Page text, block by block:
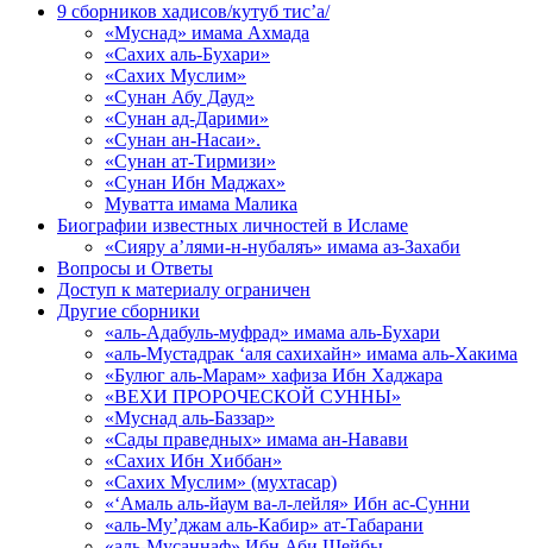
9 сборников хадисов/кутуб тис’а/
«Муснад» имама Ахмада
«Сахих аль-Бухари»
«Сахих Муслим»
«Сунан Абу Дауд»
«Сунан ад-Дарими»
«Сунан ан-Насаи».
«Сунан ат-Тирмизи»
«Сунан Ибн Маджах»
Муватта имама Малика
Биографии известных личностей в Исламе
«Сияру а’лями-н-нубаляъ» имама аз-Захаби
Вопросы и Ответы
Доступ к материалу ограничен
Другие сборники
«аль-Адабуль-муфрад» имама аль-Бухари
«аль-Мустадрак ‘аля сахихайн» имама аль-Хакима
«Булюг аль-Марам» хафиза Ибн Хаджара
«ВЕХИ ПРОРОЧЕСКОЙ СУННЫ»
«Муснад аль-Баззар»
«Сады праведных» имама ан-Навави
«Сахих Ибн Хиббан»
«Сахих Муслим» (мухтасар)
«‘Амаль аль-йаум ва-л-лейля» Ибн ас-Сунни
«аль-Му’джам аль-Кабир» ат-Табарани